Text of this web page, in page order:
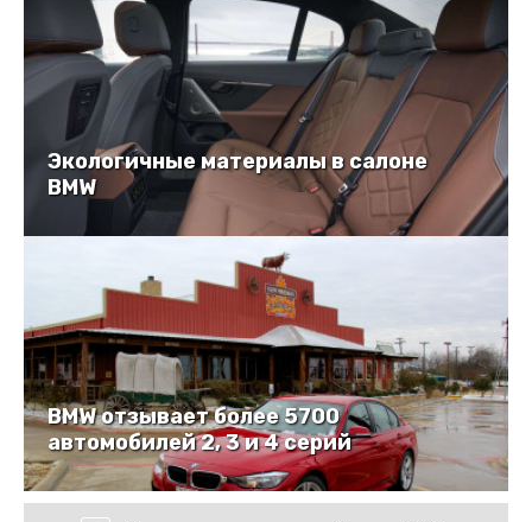
Экологичные материалы в салоне
BMW
BMW отзывает более 5700
автомобилей 2, 3 и 4 серий